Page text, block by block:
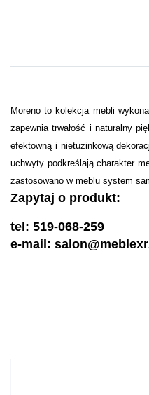
Moreno to kolekcja mebli
zapewnia trwałość i naturalny
efektowną i nietuzinkową
uchwyty podkreślają charakter
zastosowano w meblu system
Zapytaj o produkt:
tel: 519-068-259
e-mail: